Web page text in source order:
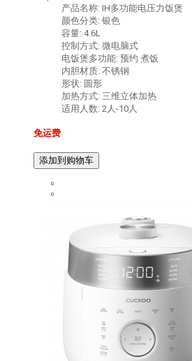
产品名称: IH多功能电压力饭煲
颜色分类: 银色
容量: 4.6L
控制方式: 微电脑式
电饭煲多功能: 预约 煮饭
内胆材质: 不锈钢
形状: 圆形
加热方式: 三维立体加热
适用人数: 2人-10人
免运费
添加到购物车